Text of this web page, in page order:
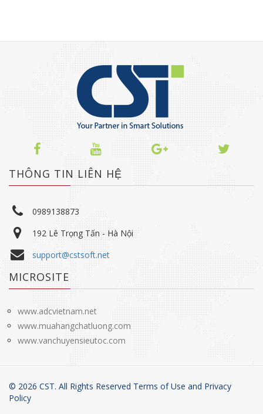
THÔNG TIN LIÊN HỆ
0989138873
192 Lê Trọng Tấn - Hà Nội
support@cstsoft.net
MICROSITE
www.adcvietnam.net
www.muahangchatluong.com
www.vanchuyensieutoc.com
© 2026 CST. All Rights Reserved Terms of Use and Privacy
Policy